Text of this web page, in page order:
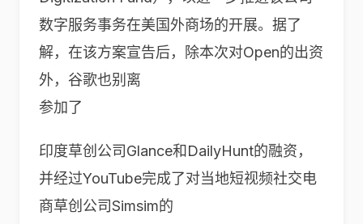
数字服务事务在美国外商场的开展。据了
解，在该方案宣告后，除本次对Open的出资
外，谷歌也别离
参加了
印度草创公司Glance和DailyHunt的融资，
并经过YouTube完成了对当地短视频社交电
商草创公司Simsim的